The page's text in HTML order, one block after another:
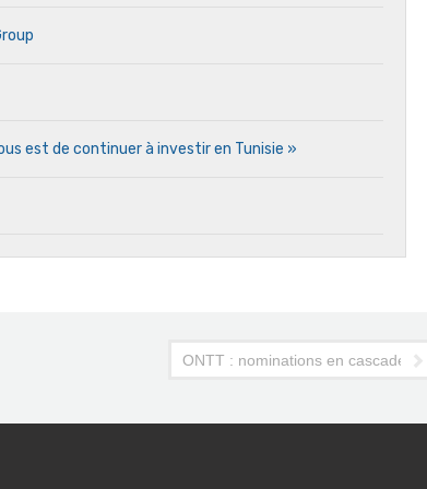
est de continuer à investir en Tunisie »
touristes en 2014» ONTT : nominations en cascade